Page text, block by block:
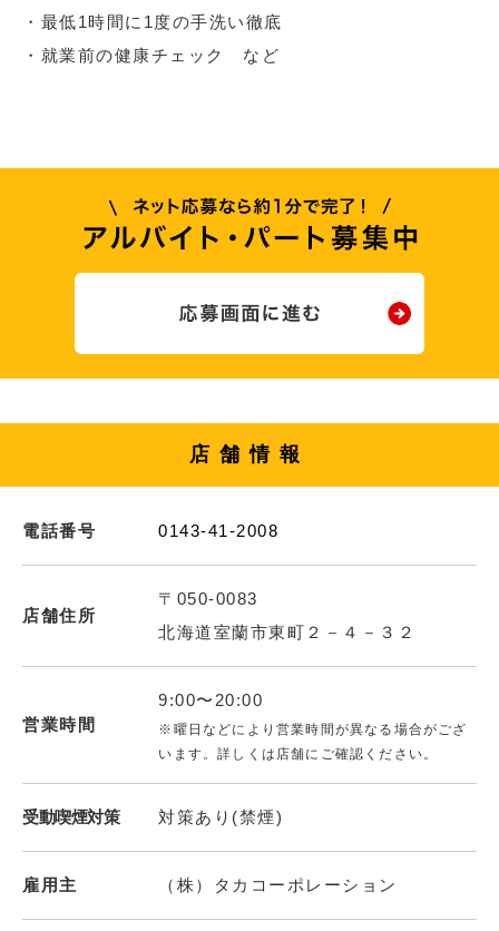
・最低1時間に1度の手洗い徹底
・就業前の健康チェック など
店舗情報
電話番号 0143-41-2008
店舗住所
〒050-0083
北海道室蘭市東町２－４－３２
営業時間
9:00〜20:00
※曜日などにより営業時間が異なる場合がござ
います。詳しくは店舗にご確認ください。
受動喫煙対策 対策あり(禁煙)
雇用主 （株）タカコーポレーション